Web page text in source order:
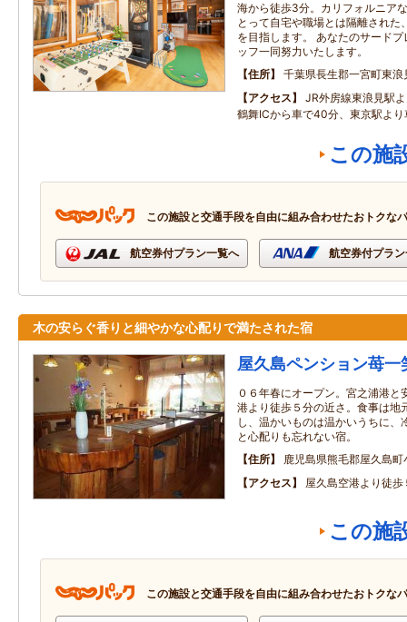
海から徒歩3分。カリフォルニア
とって自宅や職場とは隔離された
を目指します。 あなたのサード
ッフ一同努力いたします。
住所
千葉県長生郡一宮町東
アクセス
JR外房線東浪見駅
鶴舞ICから車で40分、東京駅よ
この施
この施設と交通手段を自由に組み合わせたおトクな
航空券付プラン一覧へ 航空券付プラ
木の安らぐ香りと細やかな心配りで満たされた宿
屋久島ペンション苺一
０６年春にオープン。宮之浦港と
港より徒歩５分の近さ。食事は地
し、温かいものは温かいうちに、
と心配りも忘れない宿。
住所
鹿児島県熊毛郡屋久島
アクセス
屋久島空港より徒歩
この施
この施設と交通手段を自由に組み合わせたおトクな